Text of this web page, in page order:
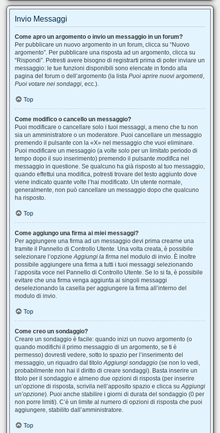
Invio Messaggi
Come apro un argomento o invio un messaggio in un forum?
Per pubblicare un nuovo argomento in un forum, clicca su “Nuovo
argomento”. Per pubblicare una risposta ad un argomento, clicca su
“Rispondi”. Potresti avere bisogno di registrarti prima di poter inviare un
messaggio: le tue funzioni disponibili sono elencate in fondo alla
pagina del forum o dell’argomento (la lista Puoi aprire nuovi argomenti,
Puoi votare nei sondaggi, ecc.).
Top
Come modifico o cancello un messaggio?
Puoi modificare o cancellare solo i tuoi messaggi, a meno che tu non
sia un amministratore o un moderatore. Puoi cancellare un messaggio
premendo il pulsante con la «X» nel messaggio che vuoi eliminare.
Puoi modificare un messaggio (a volte solo per un limitato periodo di
tempo dopo il suo inserimento) premendo il pulsante modifica nel
messaggio in questione. Se qualcuno ha già risposto al tuo messaggio,
quando effettui una modifica, potresti trovare del testo aggiunto dove
viene indicato quante volte l’hai modificato. Un utente normale,
generalmente, non può cancellare un messaggio dopo che qualcuno
ha risposto.
Top
Come aggiungo una firma ai miei messaggi?
Per aggiungere una firma ad un messaggio devi prima crearne una
tramite il Pannello di Controllo Utente. Una volta creata, è possibile
selezionare l’opzioneAggiungi la firma nel modulo di invio. È inoltre
possibile aggiungere una firma a tutti i tuoi messaggi selezionando
l’apposita voce nel Pannello di Controllo Utente. Se lo si fa, è possibile
evitare che una firma venga aggiunta ai singoli messaggi
deselezionando la casella per aggiungere la firma all’interno del
modulo di invio.
Top
Come creo un sondaggio?
Creare un sondaggio è facile: quando inizi un nuovo argomento (o
quando modifichi il primo messaggio di un argomento, se ti è
permesso) dovresti vedere, sotto lo spazio per l’inserimento del
messaggio, un riquadro dal titoloAggiungi sondaggio (se non lo vedi,
probabilmente non hai il diritto di creare sondaggi). Basta inserire un
titolo per il sondaggio e almeno due opzioni di risposta (per inserire
un’opzione di risposta, scrivila nell’apposito spazio e clicca suAggiungi
un’opzione). Puoi anche stabilire i giorni di durata del sondaggio (0 per
non porre limiti). C’è un limite al numero di opzioni di risposta che puoi
aggiungere, stabilito dall’amministratore.
Top